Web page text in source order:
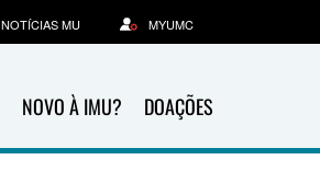
NOVO À IMU? DOAÇÕES
NOTÍCIAS MU MYUMC